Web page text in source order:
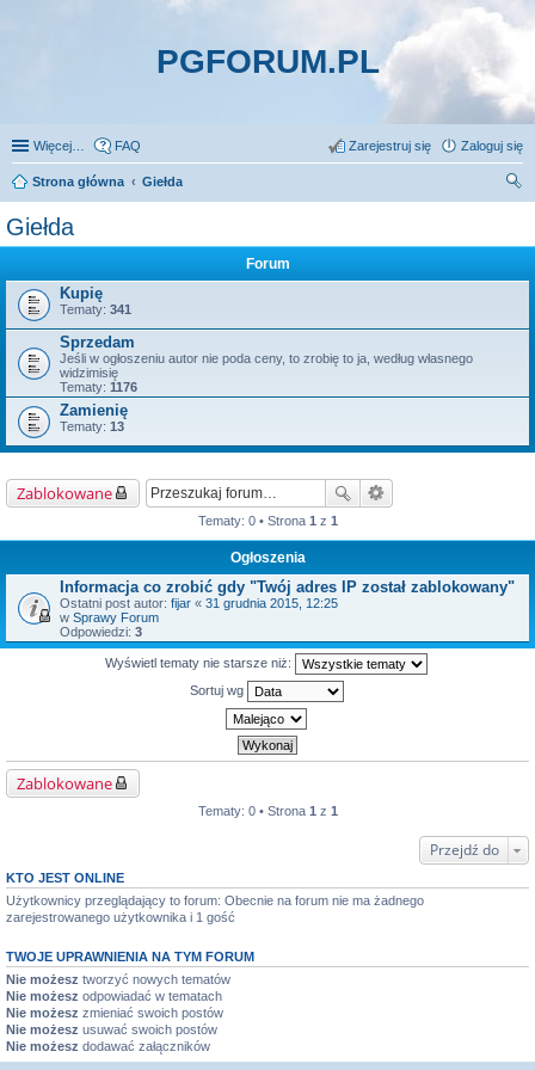
PGFORUM.PL
Więcej… FAQ Zaloguj się
Zarejestruj się
Strona główna
Giełda
Giełda
Forum
Kupię
Tematy: 341
Sprzedam
Jeśli w ogłoszeniu autor nie poda ceny, to zrobię to ja, według własnego
widzimisię
Tematy: 1176
Zamienię
Tematy: 13
Zablokowane
Tematy: 0 • Strona 1 z 1
Ogłoszenia
Informacja co zrobić gdy "Twój adres IP został zablokowany"
Ostatni post autor: fijar « 31 grudnia 2015, 12:25
w Sprawy Forum
Odpowiedzi: 3
Wyświetl tematy nie starsze niż:
Sortuj wg
Zablokowane
Tematy: 0 • Strona 1 z 1
Przejdź do
KTO JEST ONLINE
Użytkownicy przeglądający to forum: Obecnie na forum nie ma żadnego
zarejestrowanego użytkownika i 1 gość
TWOJE UPRAWNIENIA NA TYM FORUM
Nie możesz tworzyć nowych tematów
Nie możesz odpowiadać w tematach
Nie możesz zmieniać swoich postów
Nie możesz usuwać swoich postów
Nie możesz dodawać załączników